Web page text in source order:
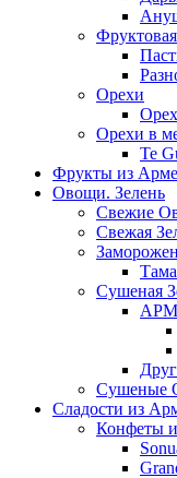
Орехи
Орехи в
Te
Фрукты из
Овощи. Зелень
Свежие
Свежая
Сушеная
Сушеные
Сладости из
Конфеты